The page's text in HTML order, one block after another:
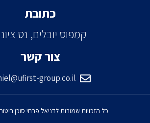
כתובת
קמפוס יובלים, נס
צור קשר
group.co.il
כל הזכויות שמורות לדניאל פרחי סוכן